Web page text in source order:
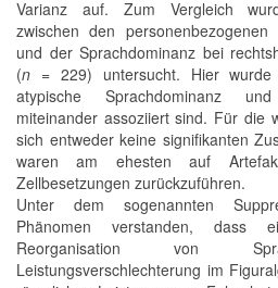
Varianz auf. Zum Vergleich
zwischen den
und der Sprachdominanz bei
(n = 229) untersucht. Hier
atypische Sprachdominanz
miteinander assoziiert sind. Für die
sich entweder keine signifikanten
waren am ehesten auf
Zellbesetzungen zurückzuführen.
Unter dem sogenannten
Phänomen verstanden, dass
Reorganisation von
Leistungsverschlechterung im